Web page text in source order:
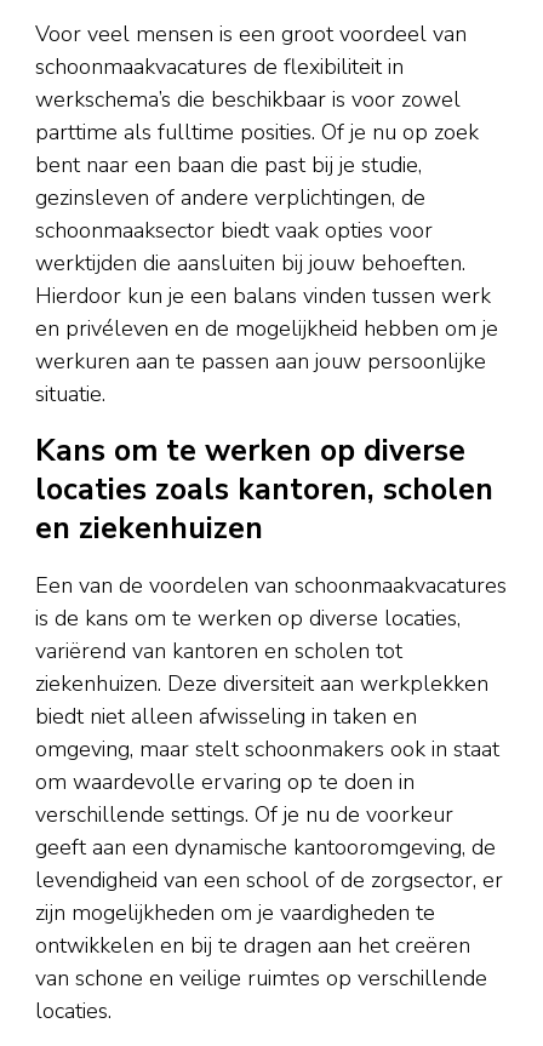
Voor veel mensen is een groot voordeel van
schoonmaakvacatures de flexibiliteit in
werkschema’s die beschikbaar is voor zowel
parttime als fulltime posities. Of je nu op zoek
bent naar een baan die past bij je studie,
gezinsleven of andere verplichtingen, de
schoonmaaksector biedt vaak opties voor
werktijden die aansluiten bij jouw behoeften.
Hierdoor kun je een balans vinden tussen werk
en privéleven en de mogelijkheid hebben om je
werkuren aan te passen aan jouw persoonlijke
situatie.
Kans om te werken op diverse
locaties zoals kantoren, scholen
en ziekenhuizen
Een van de voordelen van schoonmaakvacatures
is de kans om te werken op diverse locaties,
variërend van kantoren en scholen tot
ziekenhuizen. Deze diversiteit aan werkplekken
biedt niet alleen afwisseling in taken en
omgeving, maar stelt schoonmakers ook in staat
om waardevolle ervaring op te doen in
verschillende settings. Of je nu de voorkeur
geeft aan een dynamische kantooromgeving, de
levendigheid van een school of de zorgsector, er
zijn mogelijkheden om je vaardigheden te
ontwikkelen en bij te dragen aan het creëren
van schone en veilige ruimtes op verschillende
locaties.